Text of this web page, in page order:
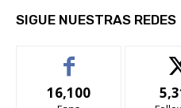
SIGUE NUESTRAS REDES
16,100